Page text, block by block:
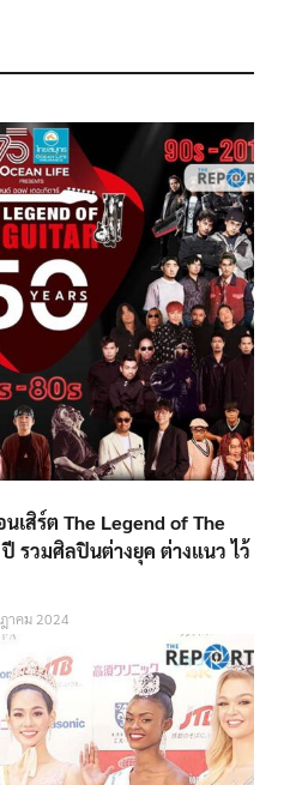
นเสิร์ต The Legend of The
รวมศิลปินต่างยุค ต่างแนว ไว้
าคม 2024